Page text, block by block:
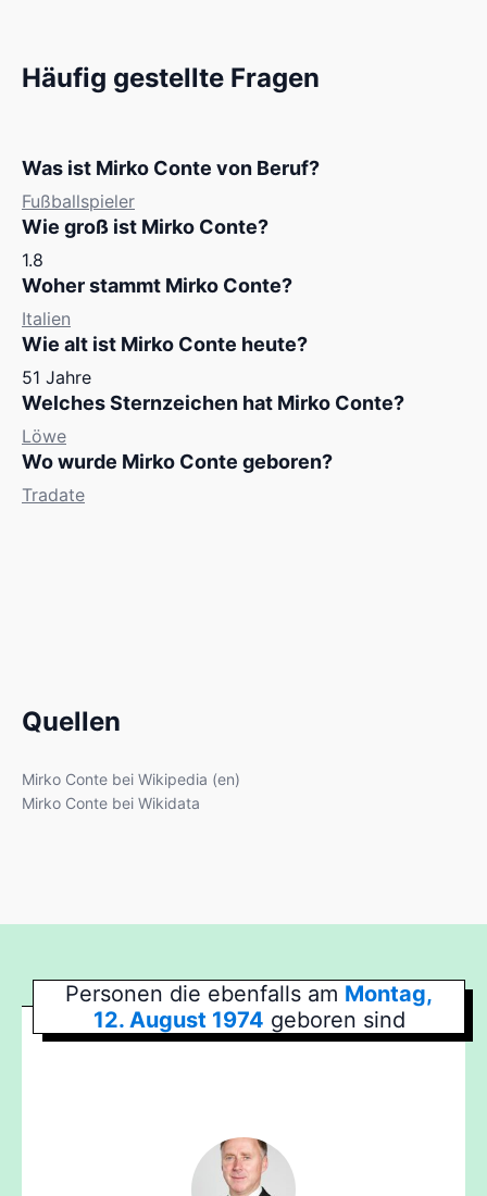
Häufig gestellte Fragen
Was ist Mirko Conte von Beruf?
Fußballspieler
Wie groß ist Mirko Conte?
1.8
Woher stammt Mirko Conte?
Italien
Wie alt ist Mirko Conte heute?
51 Jahre
Welches Sternzeichen hat Mirko Conte?
Löwe
Wo wurde Mirko Conte geboren?
Tradate
Quellen
Mirko Conte bei Wikipedia (en)
Mirko Conte bei Wikidata
Personen die ebenfalls am Montag,
12. August 1974 geboren sind